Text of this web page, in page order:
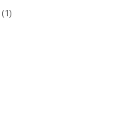
(1)